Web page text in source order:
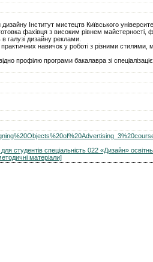
Інститут мистецтв Київського
фахівця з високим рівнем майстерності,
галузі дизайну реклами.
навичок у роботі з різними
профілю програми бакалавра зі
студентів спеціальність 022 «Дизайн»
матеріали]